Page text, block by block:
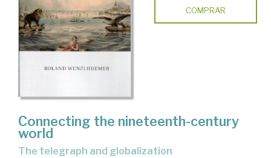
COMPRAR
Connecting the nineteenth-century
world
the telegraph and globalization